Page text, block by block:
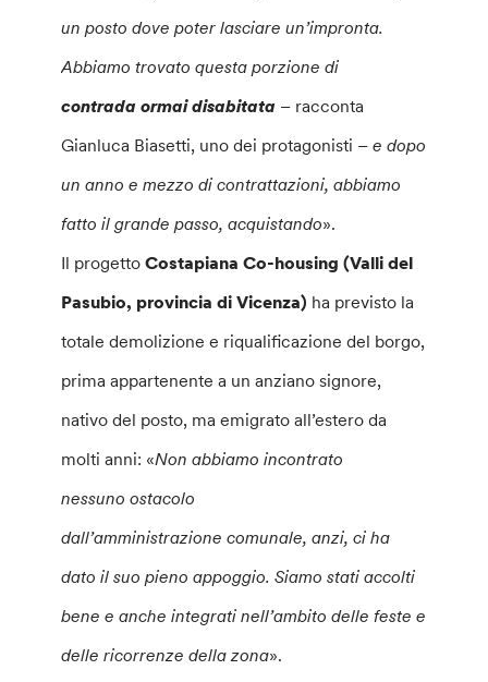
un posto dove poter lasciare un’impronta.
Abbiamo trovato questa porzione di
contrada ormai disabitata – racconta
Gianluca Biasetti, uno dei protagonisti –e dopo
un anno e mezzo di contrattazioni, abbiamo
fatto il grande passo, acquistando».
Il progettoCostapiana Co-housing (Valli del
Pasubio, provincia di Vicenza) ha previsto la
totale demolizione e riqualificazione del borgo,
prima appartenente a un anziano signore,
nativo del posto, ma emigrato all’estero da
molti anni: «Non abbiamo incontrato
nessuno ostacolo
dall’amministrazione comunale, anzi, ci ha
dato il suo pieno appoggio. Siamo stati accolti
bene e anche integrati nell’ambito delle feste e
delle ricorrenze della zona».